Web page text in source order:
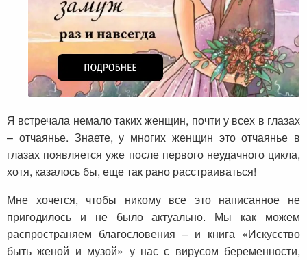
Я встречала немало таких женщин, почти у всех в глазах
– отчаянье. Знаете, у многих женщин это отчаянье в
глазах появляется уже после первого неудачного цикла,
хотя, казалось бы, еще так рано расстраиваться!
Мне хочется, чтобы никому все это написанное не
пригодилось и не было актуально. Мы как можем
распространяем благословения – и книга «Искусство
быть женой и музой» у нас с вирусом беременности,